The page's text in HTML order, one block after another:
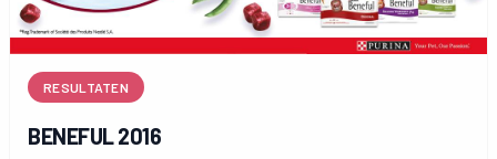
RESULTATEN
BENEFUL 2016